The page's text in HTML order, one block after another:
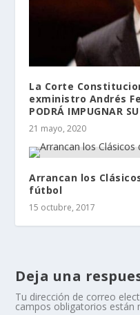
La Corte
exministro Andrés
PODRÁ IMPUGNAR
21 mayo, 2020
Arrancan los
fútbol
15 octubre, 2017
Deja una
Tu dirección de correo
campos obligatorios